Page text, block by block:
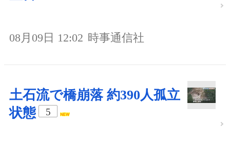
08月09日 12:02 時事通信社
土石流で橋崩落 約390人孤立
状態
5